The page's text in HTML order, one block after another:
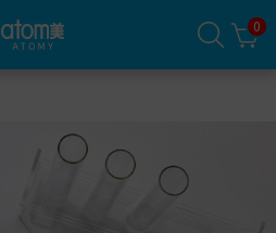
0
niqobi (10 ta dona)